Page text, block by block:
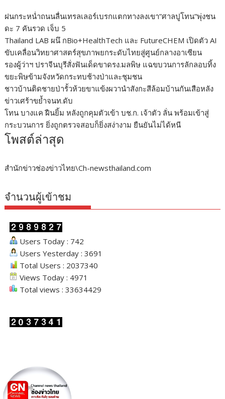
ฝนกระหน่ำถนนลื่นเทรลเลอร์เบรกแตกทางลงเขา”ศาลปูโทน”พุ่งชน
ดะ 7 คันรวด เจ็บ 5
Thailand LAB ผนึ กBio+HealthTech และ FutureCHEM เปิดตัว AI
ขับเคลื่อนวิทยาศาสตร์สุขภาพยกระดับไทยสู่ศูนย์กลางอาเซียน
รองผู้ว่าฯ ปราจีนบุรีสั่งฟันเด็ดขาดรง.มลพิษ แฉขบวนการลักลอบทิ้ง
ขยะพิษข้ามจังหวัดกระทบช้างป่าและชุมชน
ชาวบ้านติดชายป่ารั้วห้วยขาแข้งผวานำสังกะสีล้อมบ้านกันเสือหลัง
ข่าวเศร้าขย้ำจนท.ดับ
โทน บางแค ฝืนยิ้ม หลังถูกคุมตัวเข้า บช.ก. เจ้าตัว ลั่น พร้อมเข้าสู่
กระบวนการ ยิ่งถูกตรวจสอบก็ยิ่งสง่างาม ยืนยันไม่ได้หนี
โพสต์ล่าสุด
สำนักข่าวช่องข่าวไทย\Ch-newsthailand.com
จำนวนผู้เข้าชม
Users Today : 742
Users Yesterday : 3691
Total Users : 2037340
Views Today : 4971
Total views : 33634429